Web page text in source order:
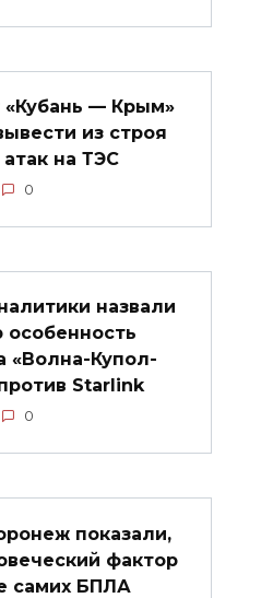
«Кубань — Крым»
из строя
на ТЭС
0
назвали
особенность
«Волна-Купол-
Starlink
0
показали,
фактор
самих БПЛА